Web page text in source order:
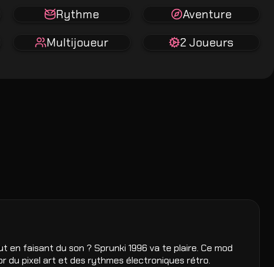
Rythme
Aventure
Multijoueur 2 Joueurs
faisant du son ? Sprunki 1996 va te plaire. Ce mod
du pixel art et des rythmes électroniques rétro.